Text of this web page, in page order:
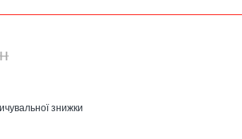
знижки